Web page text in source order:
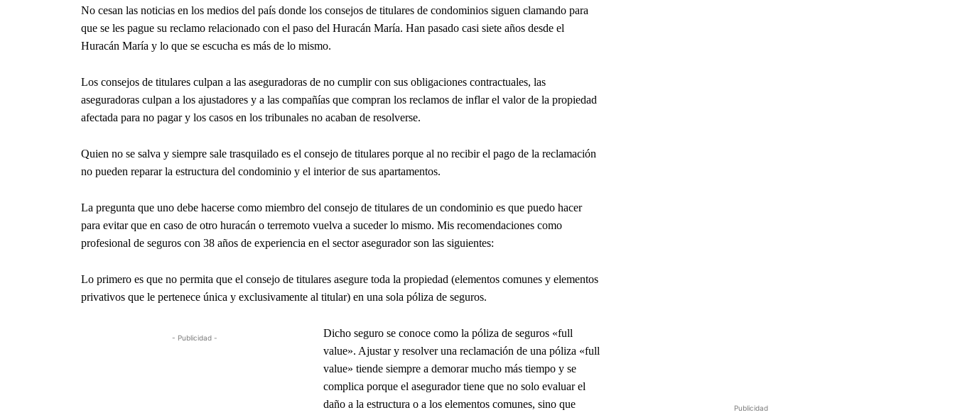
No cesan las noticias en los medios del país donde los consejos de titulares de condominios siguen clamando para
que se les pague su reclamo relacionado con el paso del Huracán María. Han pasado casi siete años desde el
Huracán María y lo que se escucha es más de lo mismo.
Los consejos de titulares culpan a las aseguradoras de no cumplir con sus obligaciones contractuales, las
aseguradoras culpan a los ajustadores y a las compañías que compran los reclamos de inflar el valor de la propiedad
afectada para no pagar y los casos en los tribunales no acaban de resolverse.
Quien no se salva y siempre sale trasquilado es el consejo de titulares porque al no recibir el pago de la reclamación
no pueden reparar la estructura del condominio y el interior de sus apartamentos.
La pregunta que uno debe hacerse como miembro del consejo de titulares de un condominio es que puedo hacer
para evitar que en caso de otro huracán o terremoto vuelva a suceder lo mismo. Mis recomendaciones como
profesional de seguros con 38 años de experiencia en el sector asegurador son las siguientes:
Lo primero es que no permita que el consejo de titulares asegure toda la propiedad (elementos comunes y elementos
privativos que le pertenece única y exclusivamente al titular) en una sola póliza de seguros.
- Publicidad -
Dicho seguro se conoce como la póliza de seguros «full
value». Ajustar y resolver una reclamación de una póliza «full
value» tiende siempre a demorar mucho más tiempo y se
complica porque el asegurador tiene que no solo evaluar el
daño a la estructura o a los elementos comunes, sino que
Publicidad